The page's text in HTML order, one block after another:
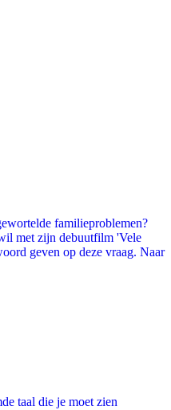
familieproblemen?
met zijn debuutfilm 'Vele
geven op deze vraag. Naar
taal die je moet zien